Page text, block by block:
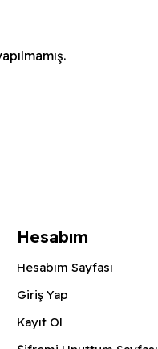
Hesabım
Hesabım Sayfası
Giriş Yap
Kayıt Ol